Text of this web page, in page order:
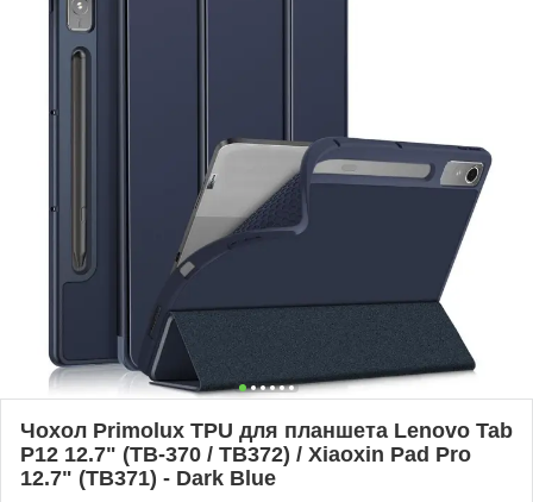
Чохол Primolux TPU для планшета Lenovo Tab
P12 12.7" (TB-370 / TB372) / Xiaoxin Pad Pro
12.7" (TB371) - Dark Blue